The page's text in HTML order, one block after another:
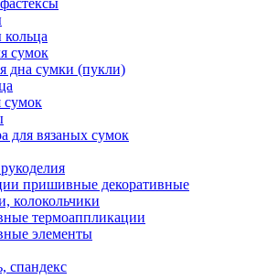
сумок
дна сумки (пукли)
сумок
для вязаных сумок
пришивные декоративные
колокольчики
термоаппликации
элементы
спандекс